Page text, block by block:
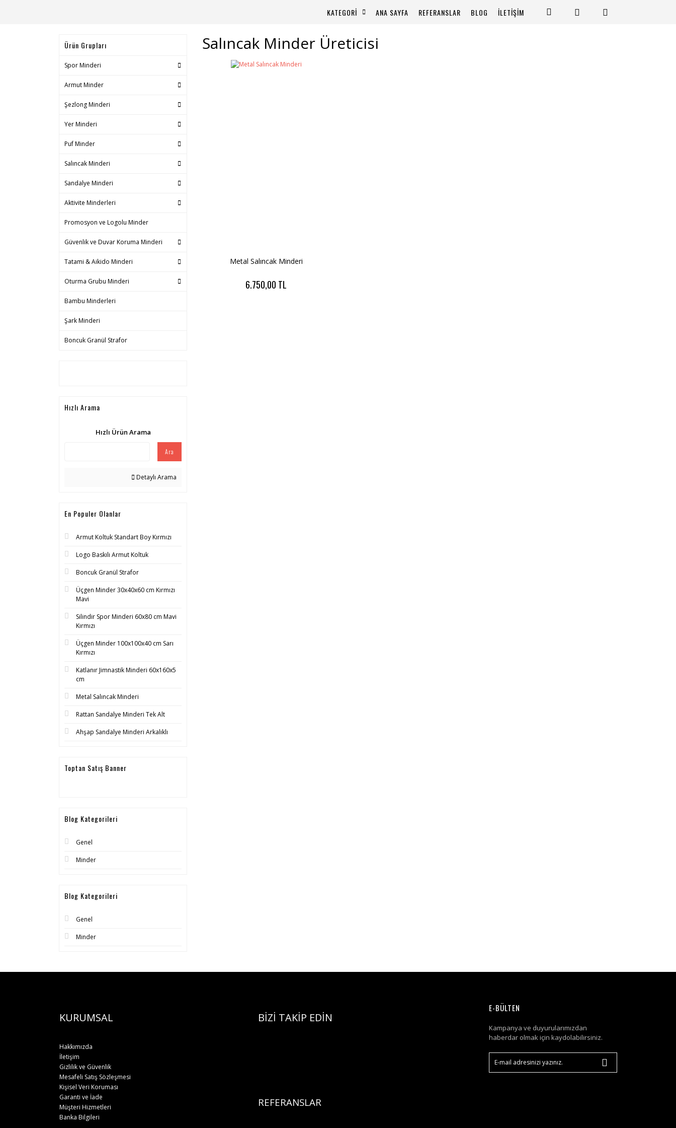
KATEGORİ ANA SAYFA REFERANSLAR BLOG İLETİŞİM
Ürün Grupları
Spor Minderi
Armut Minder
Şezlong Minderi
Yer Minderi
Puf Minder
Salıncak Minderi
Sandalye Minderi
Aktivite Minderleri
Promosyon ve Logolu Minder
Güvenlik ve Duvar Koruma Minderi
Tatami & Aikido Minderi
Oturma Grubu Minderi
Bambu Minderleri
Şark Minderi
Boncuk Granül Strafor
Hızlı Arama
Hızlı Ürün Arama
Ara
Detaylı Arama
En Populer Olanlar
Armut Koltuk Standart Boy Kırmızı
Logo Baskılı Armut Koltuk
Boncuk Granül Strafor
Üçgen Minder 30x40x60 cm Kırmızı
Mavi
Silindir Spor Minderi 60x80 cm Mavi
Kırmızı
Üçgen Minder 100x100x40 cm Sarı
Kırmızı
Katlanır Jimnastik Minderi 60x160x5
cm
Metal Salıncak Minderi
Rattan Sandalye Minderi Tek Alt
Ahşap Sandalye Minderi Arkalıklı
Toptan Satış Banner
Blog Kategorileri
Genel
Minder
Blog Kategorileri
Genel
Minder
Salıncak Minder Üreticisi
Metal Salıncak Minderi
6.750,00 TL
KURUMSAL BİZİ TAKİP EDİN
Hakkımızda
İletişim
Gizlilik ve Güvenlik
Mesafeli Satış Sözleşmesi
Kişisel Veri Koruması
REFERANSLAR
Garanti ve İade
Müşteri Hizmetleri
Banka Bilgileri
E-BÜLTEN
Kampanya ve duyurularımızdan
haberdar olmak için kaydolabilirsiniz.